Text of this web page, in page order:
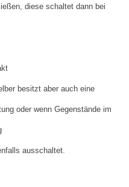
diese schaltet dann bei
besitzt aber auch eine
oder wenn Gegenstände im
ausschaltet.